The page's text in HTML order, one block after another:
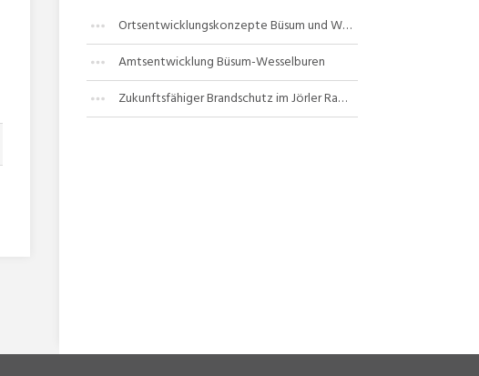
Ortsentwicklungskonzepte Büsum und Wesselburen
Amtsentwicklung Büsum-Wesselburen
Zukunftsfähiger Brandschutz im Jörler Raum